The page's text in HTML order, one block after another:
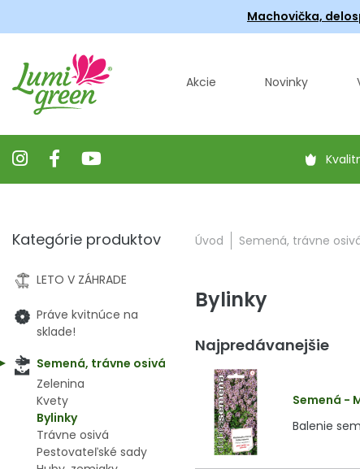
Machovička,
Akcie Novinky
Úvod Semená, trávne
Bylinky
Najpredávanejšie
Semená -
Balenie
Kategórie produktov
LETO V ZÁHRADE
Práve kvitnúce na
sklade!
Semená, trávne osivá
Zelenina
Kvety
Bylinky
Trávne osivá
Pestovateľské sady